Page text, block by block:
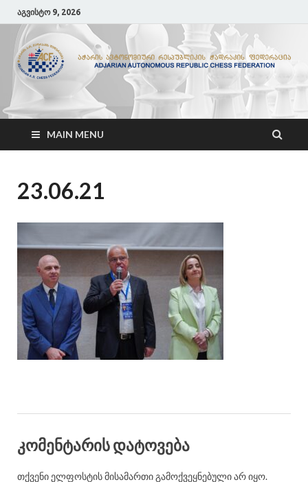
აგვისტო 9, 2026
ACF
აჭარის ჭადრაკის ფედერაცია
MAIN MENU
23.06.21
კომენტარის დატოვება
თქვენი ელფოსტის მისამართი გამოქვეყნებული არ იყო.